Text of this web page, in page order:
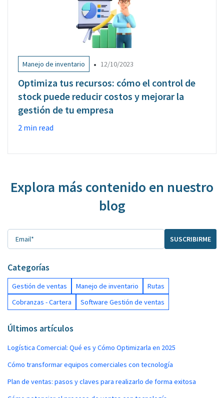
Manejo de inventario • 12/10/2023
Optimiza tus recursos: cómo el control de
stock puede reducir costos y mejorar la
gestión de tu empresa
2 min read
Explora más contenido en nuestro
blog
Categorías
Gestión de ventas Manejo de inventario
Rutas
Cobranzas - Cartera
Software Gestión de ventas
Últimos artículos
Logística Comercial: Qué es y Cómo Optimizarla en 2025
Cómo transformar equipos comerciales con tecnología
Plan de ventas: pasos y claves para realizarlo de forma exitosa